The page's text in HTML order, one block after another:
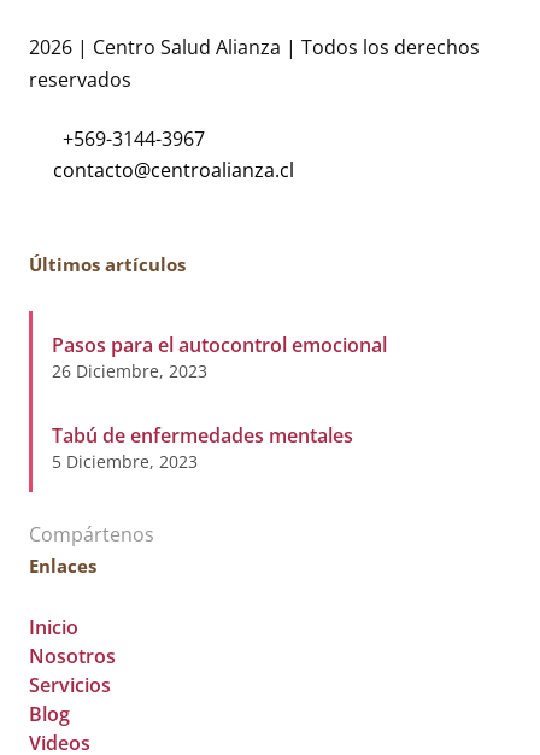
2026 | Centro Salud Alianza | Todos los derechos
reservados
+569-3144-3967
Últimos artículos
Pasos para el autocontrol emocional
26 Diciembre, 2023
Tabú de enfermedades mentales
5 Diciembre, 2023
Compártenos
Enlaces
Inicio
Nosotros
Servicios
Blog
Videos